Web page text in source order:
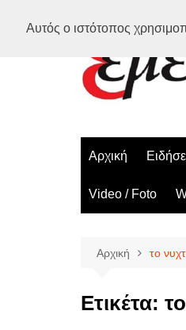
Αυτός ο ιστότοπος
Αρχική
Διεθνή
Video / Foto
Αρχική το
Ετικέτα: